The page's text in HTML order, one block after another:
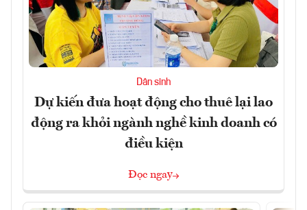
Dân sinh
Dự kiến đưa hoạt động cho thuê lại lao
động ra khỏi ngành nghề kinh doanh có
điều kiện
Đọc ngay